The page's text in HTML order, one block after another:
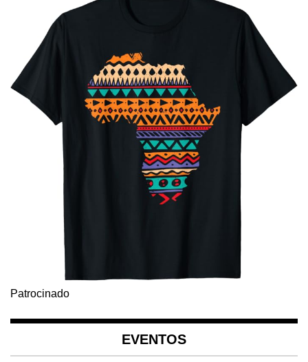
Patrocinado
EVENTOS